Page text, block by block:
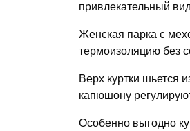
привлекательный
Женская парка с
термоизоляцию без
Верх куртки шьется
капюшону
Особенно выгодно